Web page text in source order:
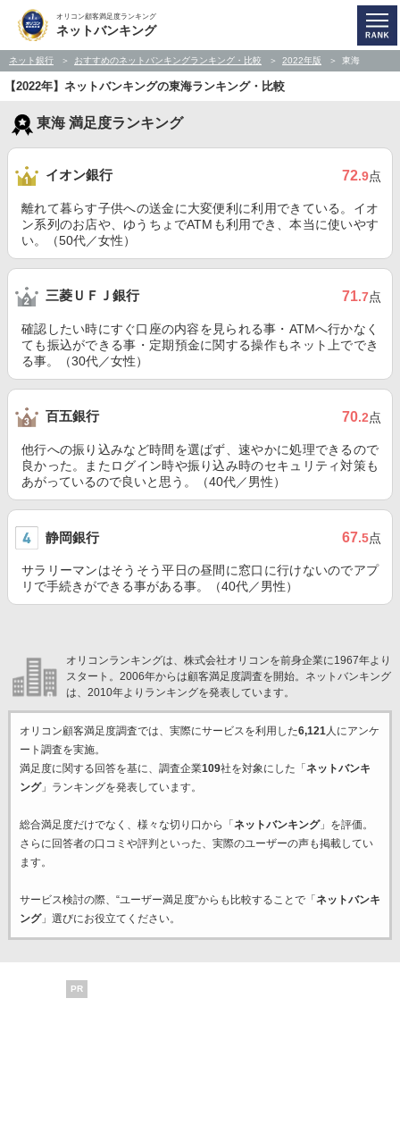
オリコン顧客満足度ランキング
ネットバンキング
ネット銀行 おすすめのネットバンキングランキング・比較 2022年版 東海
【2022年】ネットバンキングの東海ランキング・比較
東海 満足度ランキング
イオン銀行 72.9点
離れて暮らす子供への送金に大変便利に利用できている。イオ
ン系列のお店や、ゆうちょでATMも利用でき、本当に使いやす
い。（50代／女性）
三菱ＵＦＪ銀行 71.7点
確認したい時にすぐ口座の内容を見られる事・ATMへ行かなく
ても振込ができる事・定期預金に関する操作もネット上ででき
る事。（30代／女性）
百五銀行 70.2点
他行への振り込みなど時間を選ばず、速やかに処理できるので
良かった。またログイン時や振り込み時のセキュリティ対策も
あがっているので良いと思う。（40代／男性）
静岡銀行 67.5点
サラリーマンはそうそう平日の昼間に窓口に行けないのでアプ
リで手続きができる事がある事。（40代／男性）
オリコンランキングは、株式会社オリコンを前身企業に1967年より
スタート。2006年からは顧客満足度調査を開始。ネットバンキング
は、2010年よりランキングを発表しています。
オリコン顧客満足度調査では、実際にサービスを利用した6,121人にアンケ
ート調査を実施。
満足度に関する回答を基に、調査企業109社を対象にした「 ネットバンキ
ング」ランキングを発表しています。
総合満足度だけでなく、様々な切り口から「 ネットバンキング」を評価。
さらに回答者の口コミや評判といった、実際のユーザーの声も掲載してい
ます。
サービス検討の際、“ユーザー満足度”からも比較することで「 ネットバンキ
ング」選びにお役立てください。
PR